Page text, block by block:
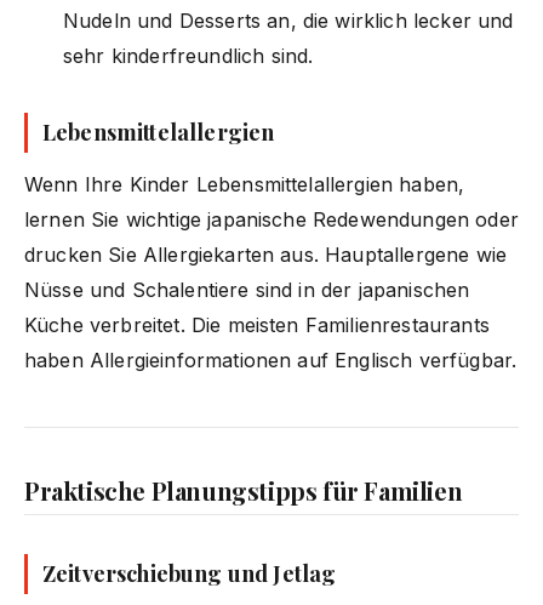
Nudeln und Desserts an, die wirklich lecker und
sehr kinderfreundlich sind.
Lebensmittelallergien
Wenn Ihre Kinder Lebensmittelallergien haben,
lernen Sie wichtige japanische Redewendungen oder
drucken Sie Allergiekarten aus. Hauptallergene wie
Nüsse und Schalentiere sind in der japanischen
Küche verbreitet. Die meisten Familienrestaurants
haben Allergieinformationen auf Englisch verfügbar.
Praktische Planungstipps für Familien
Zeitverschiebung und Jetlag